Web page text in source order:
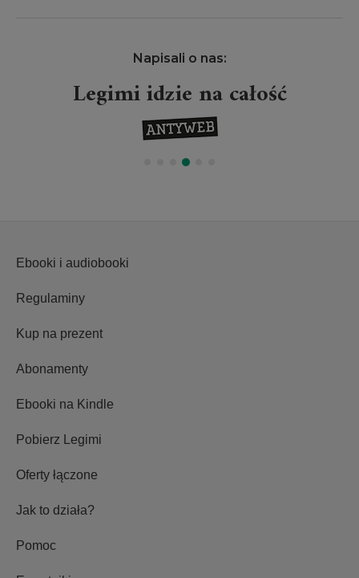
Napisali o nas:
Legimi idzie na całość
Ebooki i audiobooki
Regulaminy
Kup na prezent
Abonamenty
Ebooki na Kindle
Pobierz Legimi
Oferty łączone
Jak to działa?
Pomoc